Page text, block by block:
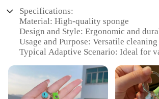
Specifications:
Material: High-quality sponge
Design and Style: Ergonomic and
Usage and Purpose: Versatile
Typical Adaptive Scenario: Ideal for
Shape or Size or Weight or Quantity:
sets for comprehensive coverage
Performance and Property: Effective